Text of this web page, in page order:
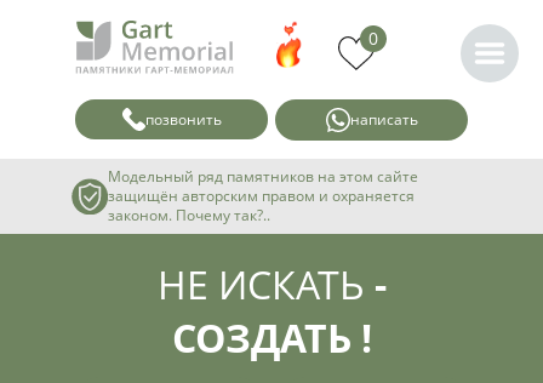
0
позвонить написать
Модельный ряд памятников на этом сайте
защищён авторским правом и охраняется
законом. Почему так?..
НЕ ИСКАТЬ -
СОЗДАТЬ !